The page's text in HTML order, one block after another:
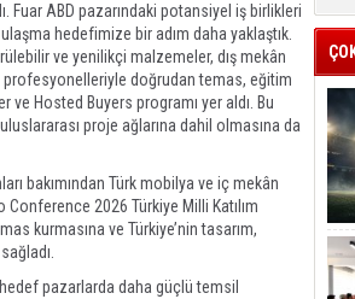
Fuar ABD pazarındaki potansiyel iş birlikleri
hedefimize bir adım daha yaklaştık.
ve yenilikçi malzemeler, dış mekân
doğrudan temas, eğitim
Hosted Buyers programı yer aldı. Bu
proje ağlarına dahil olmasına da
bakımından Türk mobilya ve iç mekân
2026 Türkiye Milli Katılım
kurmasına ve Türkiye’nin tasarım,
pazarlarda daha güçlü temsil